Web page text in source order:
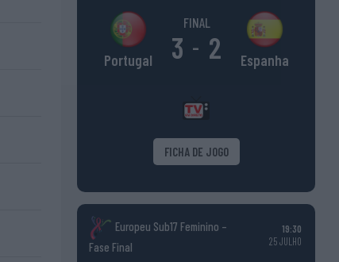
Portugal
FINAL
3 - 2 Espanha
FICHA DE JOGO
Europeu Sub17 Feminino –
Fase Final
19:30
25 JULHO